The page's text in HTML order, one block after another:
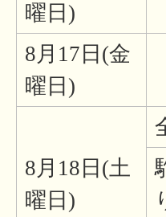
曜日)
8月17日(金
曜日)
8月18日(土
曜日)